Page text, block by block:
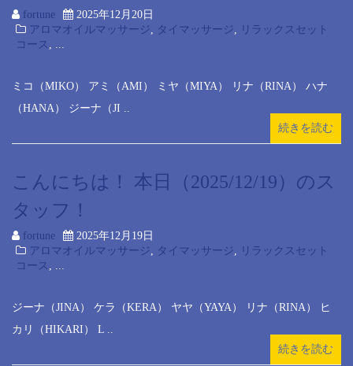
fortune
2025年12月20日
アロマオイルマッサージ, タイマッサージ, リラックスセット
コース , ...
ミコ（MIKO） アミ（AMI） ミヤ（MIYA） リナ（RINA） ハナ
（HANA） ジーナ（JI ..
続きを読む
こんにちは！ 本日（2025/12/19）のス
タッフ！
fortune
2025年12月19日
アロマオイルマッサージ, タイマッサージ, リラックスセット
コース , ...
ジーナ（JINA） ケラ（KERA） ヤヤ（YAYA） リナ（RINA） ヒ
カリ（HIKARI） L ..
続きを読む